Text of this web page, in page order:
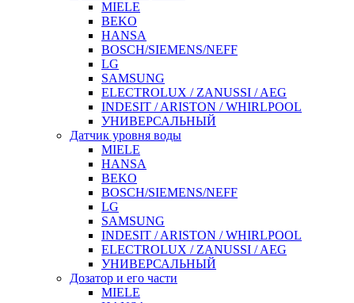
MIELE
BEKO
HANSA
BOSCH/SIEMENS/NEFF
LG
SAMSUNG
ELECTROLUX / ZANUSSI / AEG
INDESIT / ARISTON / WHIRLPOOL
УНИВЕРСАЛЬНЫЙ
Датчик уровня воды
MIELE
HANSA
BEKO
BOSCH/SIEMENS/NEFF
LG
SAMSUNG
INDESIT / ARISTON / WHIRLPOOL
ELECTROLUX / ZANUSSI / AEG
УНИВЕРСАЛЬНЫЙ
Дозатор и его части
MIELE